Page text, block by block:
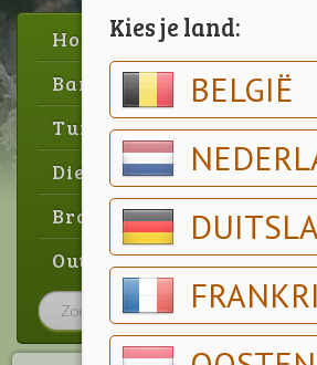
Kies je land:
BELGIË
Home
Barbecue
Tuin
Dier
Brood & gebak
Outlet